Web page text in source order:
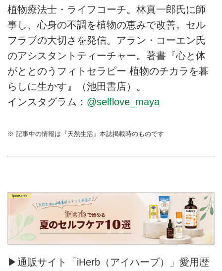
植物療法士・ライフコーチ。林真一郎氏に師
事し、心身の不調を植物の恵みで改善。セル
フラブの大切さを発信。アラン・コーエン氏
のアシスタントティーチャー。著書『心と体
がととのうフィトセラピー 植物のチカラを暮
らしに生かす』（池田書店）。
インスタグラム： @selflove_maya
※ 記事中の情報は『天然生活』本誌掲載時のものです
▶通販サイト「iHerb（アイハーブ）」愛用歴